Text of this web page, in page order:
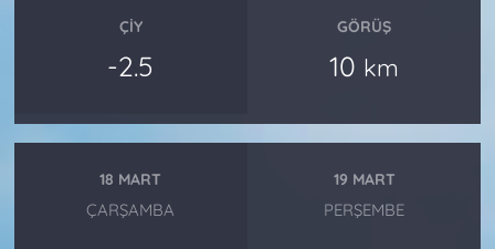
ÇIY
-2.5
GÖRÜŞ
10 km
18 MART
ÇARŞAMBA
19 MART
PERŞEMBE